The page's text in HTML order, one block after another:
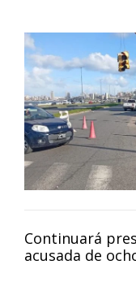
Continuará
acusada de